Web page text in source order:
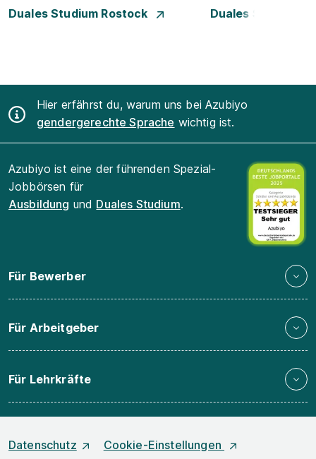
Duales Studium Rostock
Duales Studium
Hier erfährst du, warum uns bei Azubiyo
gendergerechte Sprache wichtig ist.
Azubiyo ist eine der führenden Spezial-
Jobbörsen für
Ausbildung und Duales Studium.
Für Bewerber
Für Arbeitgeber
Für Lehrkräfte
Datenschutz Cookie-Einstellungen